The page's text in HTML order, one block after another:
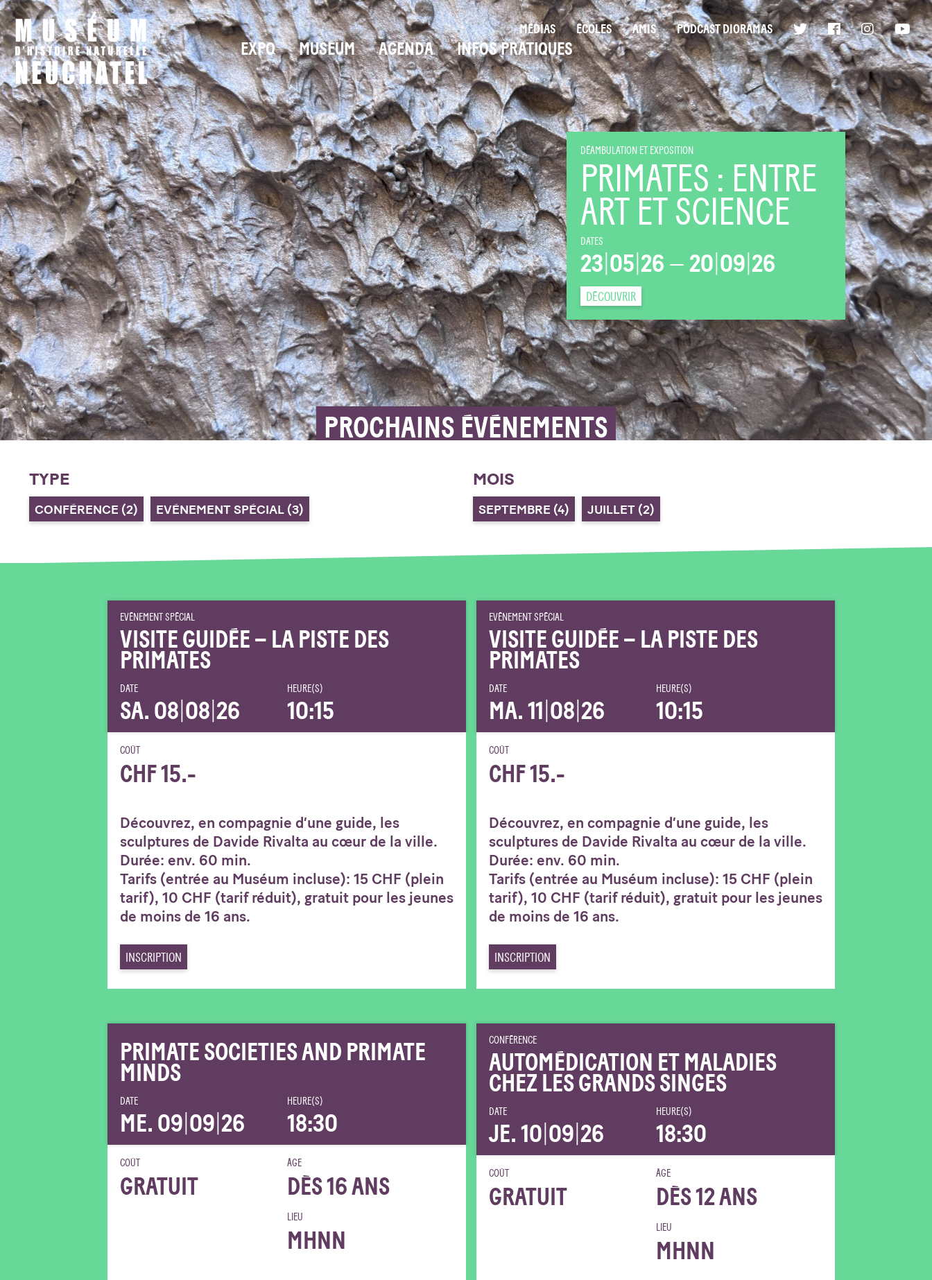
MÉDIAS ÉCOLES AMIS PODCAST DIORAMAS
EXPO MUSÉUM AGENDA INFOS PRATIQUES
DÉAMBULATION ET EXPOSITION
PRIMATES : ENTRE
ART ET SCIENCE
DATES
23 05 26 —20 09 26
DÉCOUVRIR
PROCHAINS ÉVÉNEMENTS
TYPE
CONFÉRENCE (2) EVÉNEMENT SPÉCIAL (3)
MOIS
SEPTEMBRE (4) JUILLET (2)
EVÉNEMENT SPÉCIAL
VISITE GUIDÉE – LA PISTE DES
PRIMATES
DATE
SA. 08 08 26
HEURE(S)
10:15
COÛT
CHF 15.-
Découvrez, en compagnie d’une guide, les
sculptures de Davide Rivalta au cœur de la ville.
Durée: env. 60 min.
Tarifs (entrée au Muséum incluse): 15 CHF (plein
tarif), 10 CHF (tarif réduit), gratuit pour les jeunes
de moins de 16 ans.
INSCRIPTION
EVÉNEMENT SPÉCIAL
VISITE GUIDÉE – LA PISTE DES
PRIMATES
DATE
MA. 11 08 26
HEURE(S)
10:15
COÛT
CHF 15.-
Découvrez, en compagnie d’une guide, les
sculptures de Davide Rivalta au cœur de la ville.
Durée: env. 60 min.
Tarifs (entrée au Muséum incluse): 15 CHF (plein
tarif), 10 CHF (tarif réduit), gratuit pour les jeunes
de moins de 16 ans.
INSCRIPTION
PRIMATE SOCIETIES AND PRIMATE
MINDS
DATE
ME. 09 09 26
HEURE(S)
18:30
COÛT
GRATUIT
ÂGE
DÈS 16 ANS
LIEU
MHNN
CONFÉRENCE
AUTOMÉDICATION ET MALADIES
CHEZ LES GRANDS SINGES
DATE
JE. 10 09 26
HEURE(S)
18:30
COÛT
GRATUIT
ÂGE
DÈS 12 ANS
LIEU
MHNN